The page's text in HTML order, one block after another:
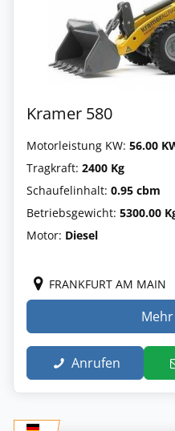
Kramer 580
Motorleistung KW: 56.00
Tragkraft: 2400 Kg
Schaufelinhalt: 0.95 cbm
Betriebsgewicht: 5300.00
Motor: Diesel
FRANKFURT AM MAIN
Anrufen